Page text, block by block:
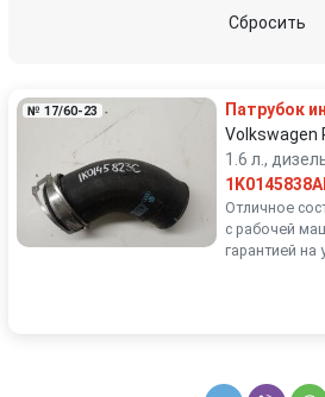
Сбросить
№ 17/60-23
Патрубок
Volkswagen
1.6 л.,
Отличное
с рабочей
гарантией на